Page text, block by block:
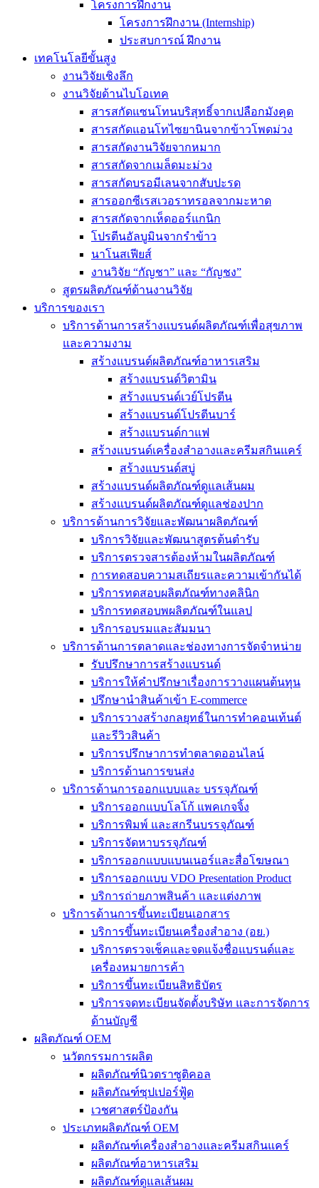
โครงการฝึกงาน
โครงการฝึกงาน (Internship)
ประสบการณ์ ฝึกงาน
เทคโนโลยีขั้นสูง
งานวิจัยเชิงลึก
งานวิจัยด้านไบโอเทค
สารสกัดแซนโทนบริสุทธิ์จากเปลือกมังคุด
สารสกัดแอนโทไซยานินจากข้าวโพดม่วง
สารสกัดงานวิจัยจากหมาก
สารสกัดจากเมล็ดมะม่วง
สารสกัดบรอมีเลนจากสับปะรด
สารออกซีเรสเวอราทรอลจากมะหาด
สารสกัดจากเห็ดออร์แกนิก
โปรตีนอัลบูมินจากรำข้าว
นาโนสเฟียส์
งานวิจัย “กัญชา” และ “กัญชง”
สูตรผลิตภัณฑ์ด้านงานวิจัย
บริการของเรา
บริการด้านการสร้างแบรนด์ผลิตภัณฑ์เพื่อสุขภาพ
และความงาม
สร้างแบรนด์ผลิตภัณฑ์อาหารเสริม
สร้างแบรนด์วิตามิน
สร้างแบรนด์เวย์โปรตีน
สร้างแบรนด์โปรตีนบาร์
สร้างแบรนด์กาแฟ
สร้างแบรนด์เครื่องสำอางและครีมสกินแคร์
สร้างแบรนด์สบู่
สร้างแบรนด์ผลิตภัณฑ์ดูแลเส้นผม
สร้างแบรนด์ผลิตภัณฑ์ดูแลช่องปาก
บริการด้านการวิจัยและพัฒนาผลิตภัณฑ์
บริการวิจัยและพัฒนาสูตรต้นตำรับ
บริการตรวจสารต้องห้ามในผลิตภัณฑ์
การทดสอบความสเถียรและความเข้ากันได้
บริการทดสอบผลิตภัณฑ์ทางคลินิก
บริการทดสอบพผลิตภัณฑ์ในแลป
บริการอบรมและสัมมนา
บริการด้านการตลาดและช่องทางการจัดจำหน่าย
รับปรึกษาการสร้างแบรนด์
บริการให้คำปรึกษาเรื่องการวางแผนต้นทุน
ปรึกษานำสินค้าเข้า E-commerce
บริการวางสร้างกลยุทธ์ในการทำคอนเท้นต์
และรีวิวสินค้า
บริการปรึกษาการทำตลาดออนไลน์
บริการด้านการขนส่ง
บริการด้านการออกแบบและ บรรจุภัณฑ์
บริการออกแบบโลโก้ แพคเกจจิ้ง
บริการพิมพ์ และสกรีนบรรจุภัณฑ์
บริการจัดหาบรรจุภัณฑ์
บริการออกแบบแบนเนอร์และสื่อโฆษณา
บริการออกแบบ VDO Presentation Product
บริการถ่ายภาพสินค้า และแต่งภาพ
บริการด้านการขึ้นทะเบียนเอกสาร
บริการขึ้นทะเบียนเครื่องสำอาง (อย.)
บริการตรวจเช็คและจดแจ้งชื่อแบรนด์และ
เครื่องหมายการค้า
บริการขึ้นทะเบียนสิทธิบัตร
บริการจดทะเบียนจัดตั้งบริษัท และการจัดการ
ด้านบัญชี
ผลิตภัณฑ์ OEM
นวัตกรรมการผลิต
ผลิตภัณฑ์นิวตราซูติคอล
ผลิตภัณฑ์ซุปเปอร์ฟู้ด
เวชศาสตร์ป้องกัน
ประเภทผลิตภัณฑ์ OEM
ผลิตภัณฑ์เครื่องสำอางและครีมสกินแคร์
ผลิตภัณฑ์อาหารเสริม
ผลิตภัณฑ์ดูแลเส้นผม